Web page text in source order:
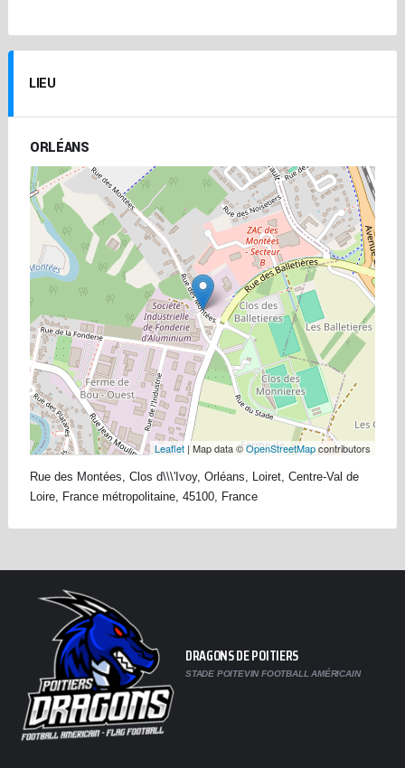
LIEU
ORLÉANS
Leaflet | Map data ©OpenStreetMapcontributors
Rue des Montées, Clos d\\\'Ivoy, Orléans, Loiret, Centre-Val de
Loire, France métropolitaine, 45100, France
DRAGONS DE POITIERS
STADE POITEVIN FOOTBALL AMÉRICAIN